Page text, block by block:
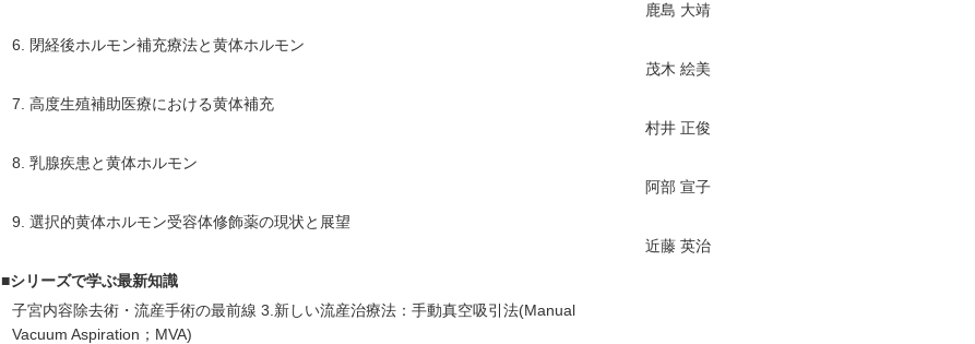
鹿島 大靖
6. 閉経後ホルモン補充療法と黄体ホルモン
茂木 絵美
7. 高度生殖補助医療における黄体補充
村井 正俊
8. 乳腺疾患と黄体ホルモン
阿部 宣子
9. 選択的黄体ホルモン受容体修飾薬の現状と展望
近藤 英治
■シリーズで学ぶ最新知識
子宮内容除去術・流産手術の最前線 3.新しい流産治療法：手動真空吸引法(Manual
Vacuum Aspiration；MVA)